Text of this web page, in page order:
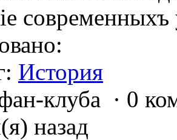
История
клуба · 0
назад